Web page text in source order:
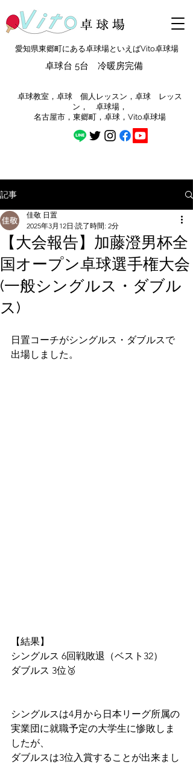
愛知県東郷町にある卓球場といえばVito卓球場
卓球台 5台 冷暖房完備
​卓球教室，卓球 個人レッスン，卓球 レッス
ン， 卓球場，
​名古屋市，東郷町，卓球，Vito卓球場
記事
【大会報告】加藤澄男杯全
国オープン卓球選手権大会
(一般シングルス・ダブル
ス)
佳敬 日置
2025年3月12日 読了時間: 2分
日置コーチがシングルス・ダブルスで
出場しました。
【結果】
シングルス 6回戦敗退（ベスト32）
ダブルス 3位🥉
シングルスは4月から日本リーグ所属の
実業団に就職予定の大学生に惨敗しま
したが、
ダブルスは3位入賞することが出来まし